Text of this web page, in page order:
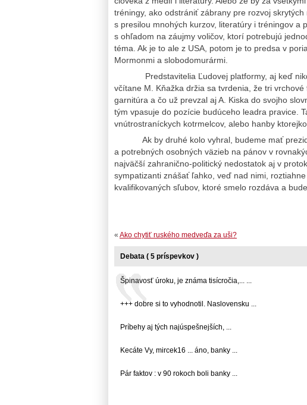
tréningy, ako odstrániť zábrany pre rozvoj
s presilou mnohých kurzov, literatúry i tréningov a
s ohľadom na záujmy voličov, ktorí potrebujú
téma. Ak je to ale z USA, potom je to predsa v
Mormonmi a slobodomurármi.
Predstavitelia Ľudovej platformy, aj keď
včítane M. Kňažka držia sa tvrdenia, že tri
garnitúra a čo už prevzal aj A. Kiska do svojho
tým vpasuje do pozície budúceho leadra pravice.
vnútrostraníckych kotrmelcov, alebo hanby
Ak by druhé kolo vyhral, budeme mať
a potrebných osobných väzieb na pánov v
najväčší zahranično-politický nedostatok aj v
sympatizanti znášať ľahko, veď nad nimi,
kvalifikovaných sľubov, ktoré smelo rozdáva a
« Ako chytiť ruského medveďa za uši?
Debata ( 5 príspevkov )
Špinavosť úroku, je známa tisícročia,... ...
+++ dobre si to vyhodnotil. Naslovensku ...
Príbehy aj tých najúspešnejších, ...
Kecáte Vy, mircek16 ... áno, banky ...
Pár faktov : v 90 rokoch boli banky ...